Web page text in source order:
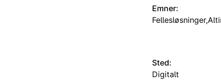
Emner:
Fellesløsninger
Sted:
Digitalt